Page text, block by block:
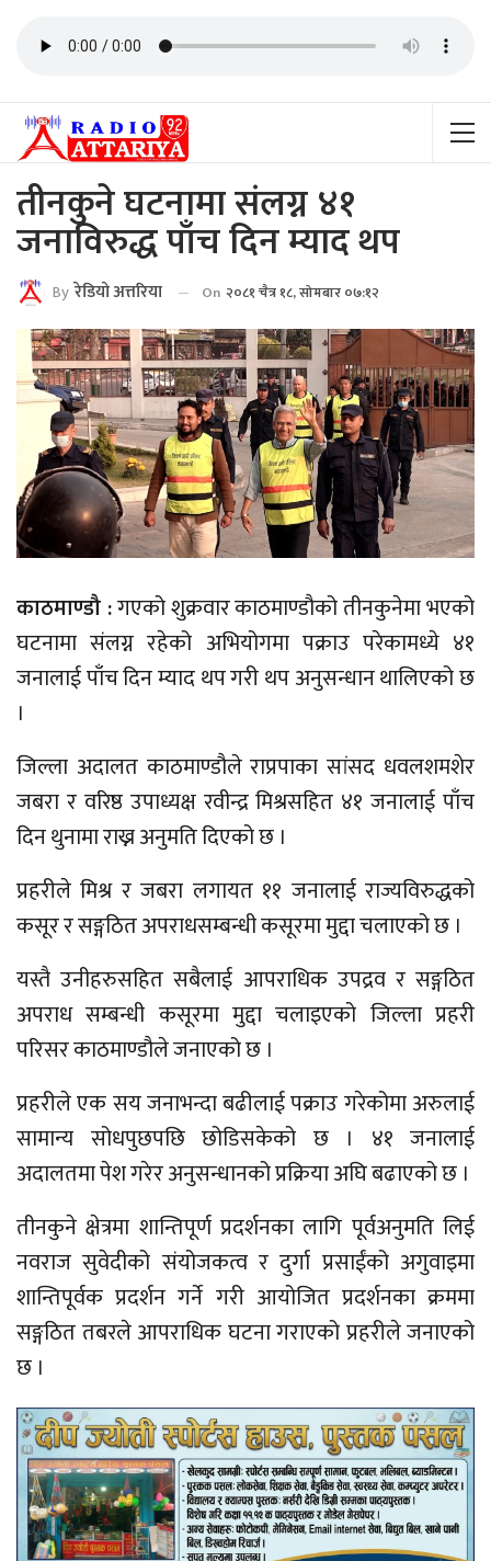
तीनकुने घटनामा संलग्न ४१
जनाविरुद्ध पाँच दिन म्याद थप
By रेडियाे अत्तरिया On २०८१ चैत्र १८, सोमबार ०७:१२
काठमाण्डौ :गएको शुक्रवार काठमाण्डौको तीनकुनेमा भएको
घटनामा संलग्न रहेको अभियोगमा पक्राउ परेकामध्ये ४१
जनालाई पाँच दिन म्याद थप गरी थप अनुसन्धान थालिएको छ
।
जिल्ला अदालत काठमाण्डौले राप्रपाका सांसद धवलशमशेर
जबरा र वरिष्ठ उपाध्यक्ष रवीन्द्र मिश्रसहित ४१ जनालाई पाँच
दिन थुनामा राख्न अनुमति दिएको छ ।
प्रहरीले मिश्र र जबरा लगायत ११ जनालाई राज्यविरुद्धको
कसूर र सङ्गठित अपराधसम्बन्धी कसूरमा मुद्दा चलाएको छ ।
यस्तै उनीहरुसहित सबैलाई आपराधिक उपद्रव र सङ्गठित
अपराध सम्बन्धी कसूरमा मुद्दा चलाइएको जिल्ला प्रहरी
परिसर काठमाण्डौले जनाएको छ ।
प्रहरीले एक सय जनाभन्दा बढीलाई पक्राउ गरेकोमा अरुलाई
सामान्य सोधपुछपछि छोडिसकेको छ । ४१ जनालाई
अदालतमा पेश गरेर अनुसन्धानको प्रक्रिया अघि बढाएको छ ।
तीनकुने क्षेत्रमा शान्तिपूर्ण प्रदर्शनका लागि पूर्वअनुमति लिई
नवराज सुवेदीको संयोजकत्व र दुर्गा प्रसाईंको अगुवाइमा
शान्तिपूर्वक प्रदर्शन गर्ने गरी आयोजित प्रदर्शनका क्रममा
सङ्गठित तबरले आपराधिक घटना गराएको प्रहरीले जनाएको
छ ।